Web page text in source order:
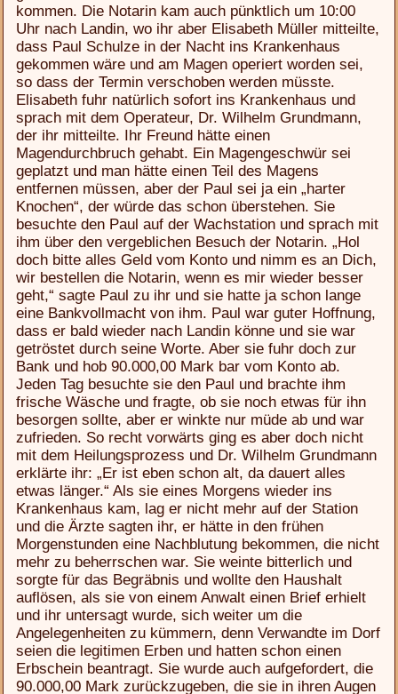
kommen. Die Notarin kam auch pünktlich um 10:00
Uhr nach Landin, wo ihr aber Elisabeth Müller mitteilte,
dass Paul Schulze in der Nacht ins Krankenhaus
gekommen wäre und am Magen operiert worden sei,
so dass der Termin verschoben werden müsste.
Elisabeth fuhr natürlich sofort ins Krankenhaus und
sprach mit dem Operateur, Dr. Wilhelm Grundmann,
der ihr mitteilte. Ihr Freund hätte einen
Magendurchbruch gehabt. Ein Magengeschwür sei
geplatzt und man hätte einen Teil des Magens
entfernen müssen, aber der Paul sei ja ein „harter
Knochen“, der würde das schon überstehen. Sie
besuchte den Paul auf der Wachstation und sprach mit
ihm über den vergeblichen Besuch der Notarin. „Hol
doch bitte alles Geld vom Konto und nimm es an Dich,
wir bestellen die Notarin, wenn es mir wieder besser
geht,“ sagte Paul zu ihr und sie hatte ja schon lange
eine Bankvollmacht von ihm. Paul war guter Hoffnung,
dass er bald wieder nach Landin könne und sie war
getröstet durch seine Worte. Aber sie fuhr doch zur
Bank und hob 90.000,00 Mark bar vom Konto ab.
Jeden Tag besuchte sie den Paul und brachte ihm
frische Wäsche und fragte, ob sie noch etwas für ihn
besorgen sollte, aber er winkte nur müde ab und war
zufrieden. So recht vorwärts ging es aber doch nicht
mit dem Heilungsprozess und Dr. Wilhelm Grundmann
erklärte ihr: „Er ist eben schon alt, da dauert alles
etwas länger.“ Als sie eines Morgens wieder ins
Krankenhaus kam, lag er nicht mehr auf der Station
und die Ärzte sagten ihr, er hätte in den frühen
Morgenstunden eine Nachblutung bekommen, die nicht
mehr zu beherrschen war. Sie weinte bitterlich und
sorgte für das Begräbnis und wollte den Haushalt
auflösen, als sie von einem Anwalt einen Brief erhielt
und ihr untersagt wurde, sich weiter um die
Angelegenheiten zu kümmern, denn Verwandte im Dorf
seien die legitimen Erben und hatten schon einen
Erbschein beantragt. Sie wurde auch aufgefordert, die
90.000,00 Mark zurückzugeben, die sie in ihren Augen